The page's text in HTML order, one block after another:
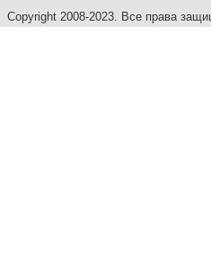
Copyright 2008-2023. Все права